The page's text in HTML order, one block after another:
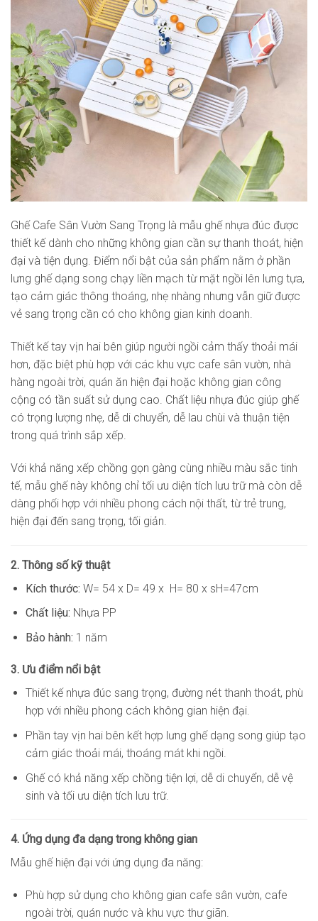
Ghế Cafe Sân Vườn Sang Trọng là mẫu ghế nhựa đúc được
thiết kế dành cho những không gian cần sự thanh thoát, hiện
đại và tiện dụng. Điểm nổi bật của sản phẩm nằm ở phần
lưng ghế dạng song chạy liền mạch từ mặt ngồi lên lưng tựa,
tạo cảm giác thông thoáng, nhẹ nhàng nhưng vẫn giữ được
vẻ sang trọng cần có cho không gian kinh doanh.
Thiết kế tay vịn hai bên giúp người ngồi cảm thấy thoải mái
hơn, đặc biệt phù hợp với các khu vực cafe sân vườn, nhà
hàng ngoài trời, quán ăn hiện đại hoặc không gian công
cộng có tần suất sử dụng cao. Chất liệu nhựa đúc giúp ghế
có trọng lượng nhẹ, dễ di chuyển, dễ lau chùi và thuận tiện
trong quá trình sắp xếp.
Với khả năng xếp chồng gọn gàng cùng nhiều màu sắc tinh
tế, mẫu ghế này không chỉ tối ưu diện tích lưu trữ mà còn dễ
dàng phối hợp với nhiều phong cách nội thất, từ trẻ trung,
hiện đại đến sang trọng, tối giản.
2. Thông số kỹ thuật
Kích thước: W= 54 x D= 49 x H= 80 x sH=47cm
Chất liệu: Nhựa PP
Bảo hành: 1 năm
3. Ưu điểm nổi bật
Thiết kế nhựa đúc sang trọng, đường nét thanh thoát, phù
hợp với nhiều phong cách không gian hiện đại.
Phần tay vịn hai bên kết hợp lưng ghế dạng song giúp tạo
cảm giác thoải mái, thoáng mát khi ngồi.
Ghế có khả năng xếp chồng tiện lợi, dễ di chuyển, dễ vệ
sinh và tối ưu diện tích lưu trữ.
4. Ứng dụng đa dạng trong không gian
Mẫu ghế hiện đại với ứng dụng đa năng:
Phù hợp sử dụng cho không gian cafe sân vườn, cafe
ngoài trời, quán nước và khu vực thư giãn.